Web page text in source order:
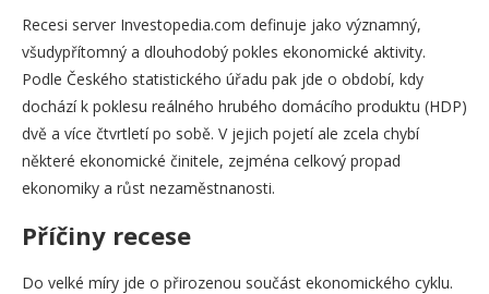
Recesi server Investopedia.com definuje jako významný,
všudypřítomný a dlouhodobý pokles ekonomické aktivity.
Podle Českého statistického úřadu pak jde o období, kdy
dochází k poklesu reálného hrubého domácího produktu (HDP)
dvě a více čtvrtletí po sobě. V jejich pojetí ale zcela chybí
některé ekonomické činitele, zejména celkový propad
ekonomiky a růst nezaměstnanosti.
Příčiny recese
Do velké míry jde o přirozenou součást ekonomického cyklu.